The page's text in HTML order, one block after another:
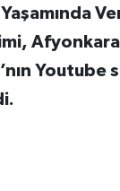
Youtube